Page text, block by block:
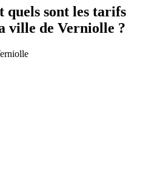
quels sont les tarifs
ville de Verniolle ?